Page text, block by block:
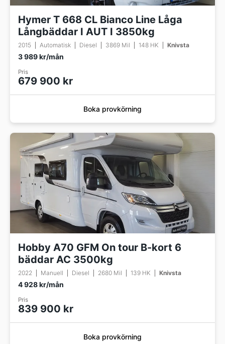
Hymer T 668 CL Bianco Line Låga
Långbäddar I AUT I 3850kg
2015 Automatisk Diesel 3869 Mil 148 HK Knivsta
3 989 kr/mån
Pris
679 900 kr
Boka provkörning
Hobby A70 GFM On tour B-kort 6
bäddar AC 3500kg
2022 Manuell Diesel 2680 Mil 139 HK Knivsta
4 928 kr/mån
Pris
839 900 kr
Boka provkörning